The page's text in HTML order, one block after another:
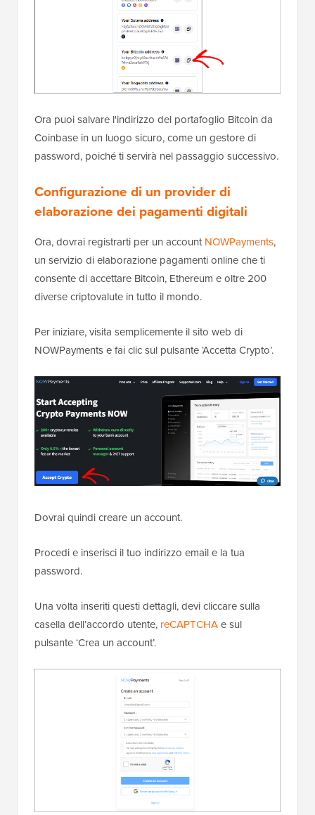
Ora puoi salvare l'indirizzo del portafoglio Bitcoin da
Coinbase in un luogo sicuro, come un gestore di
password, poiché ti servirà nel passaggio successivo.
Configurazione di un provider di
elaborazione dei pagamenti digitali
Ora, dovrai registrarti per un accountNOWPayments,
un servizio di elaborazione pagamenti online che ti
consente di accettare Bitcoin, Ethereum e oltre 200
diverse criptovalute in tutto il mondo.
Per iniziare, visita semplicemente il sito web di
NOWPayments e fai clic sul pulsante ‘Accetta Crypto’.
Dovrai quindi creare un account.
Procedi e inserisci il tuo indirizzo email e la tua
password.
Una volta inseriti questi dettagli, devi cliccare sulla
casella dell’accordo utente, reCAPTCHAe sul
pulsante ‘Crea un account’.